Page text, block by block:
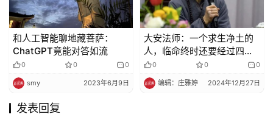
和人工智能聊地藏菩萨：
ChatGPT竟能对答如流
0 0 0
smy 2023年6月9日
大安法师：一个求生净土的
人，临命终时还要经过四大
分解的恐怖过程吗？还是直
接见佛即得往生呢？
0 0 0
编辑：庄雅婷 2024年12月27日
发表回复